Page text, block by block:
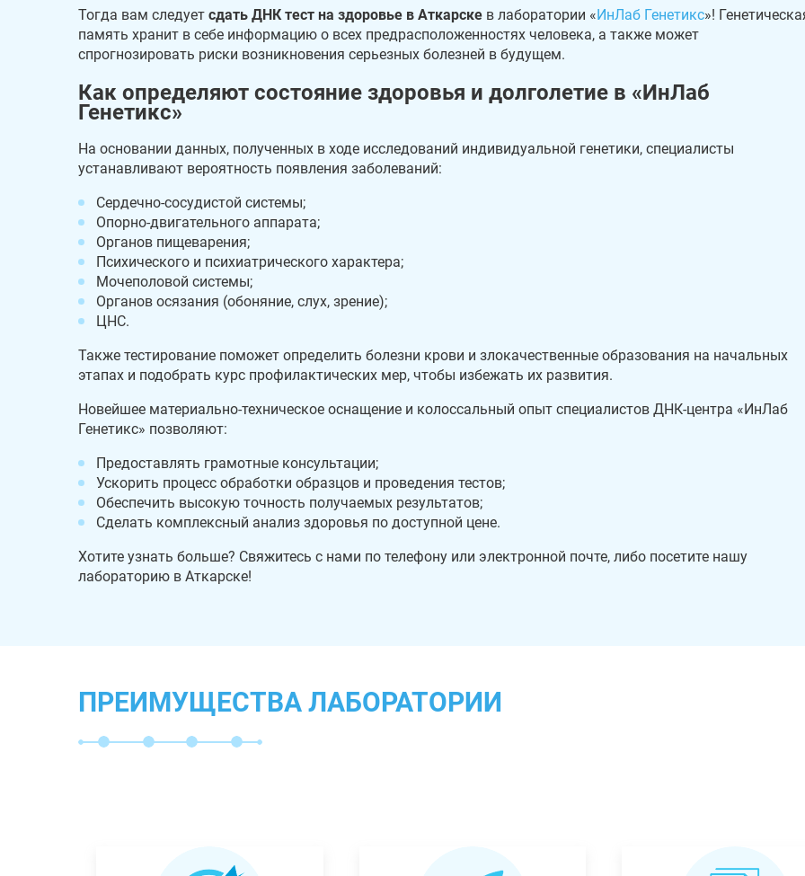
Тогда вам следует сдать ДНК тест на здоровье в Аткарске в лаборатории «ИнЛаб Генетикс»!
память хранит в себе информацию о всех предрасположенностях человека, а также может
спрогнозировать риски возникновения серьезных болезней в будущем.
Как определяют состояние здоровья и долголетие в «ИнЛаб
Генетикс»
На основании данных, полученных в ходе исследований индивидуальной генетики, специалисты
устанавливают вероятность появления заболеваний:
Сердечно-сосудистой системы;
Опорно-двигательного аппарата;
Органов пищеварения;
Психического и психиатрического характера;
Мочеполовой системы;
Органов осязания (обоняние, слух, зрение);
ЦНС.
Также тестирование поможет определить болезни крови и злокачественные образования на начальных
этапах и подобрать курс профилактических мер, чтобы избежать их развития.
Новейшее материально-техническое оснащение и колоссальный опыт специалистов ДНК-центра «ИнЛаб
Генетикс» позволяют:
Предоставлять грамотные консультации;
Ускорить процесс обработки образцов и проведения тестов;
Обеспечить высокую точность получаемых результатов;
Сделать комплексный анализ здоровья по доступной цене.
Хотите узнать больше? Свяжитесь с нами по телефону или электронной почте, либо посетите нашу
лабораторию в Аткарске!
ПРЕИМУЩЕСТВА ЛАБОРАТОРИИ